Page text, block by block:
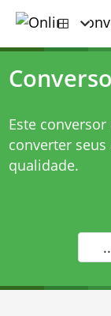
Este
converter seus
qualidade.